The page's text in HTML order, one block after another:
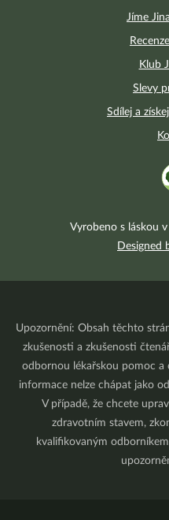
Jíme
Klub
Slevy
Sdílej a
Vyrobeno s láskou
Designed
Upozornění: Obsah těchto
zkušenosti a zkušenosti
odbornou lékařskou pomoc a
informace nelze chápat jako
V případě, že chcete
zdravotním stavem,
kvalifikovaným